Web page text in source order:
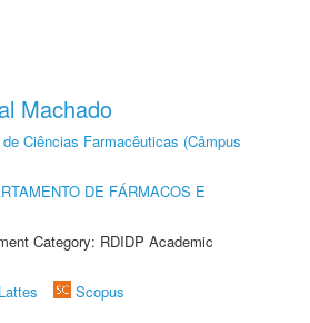
Machado
Ciências Farmacêuticas (Câmpus
DE FÁRMACOS E
Category: RDIDP Academic
Scopus